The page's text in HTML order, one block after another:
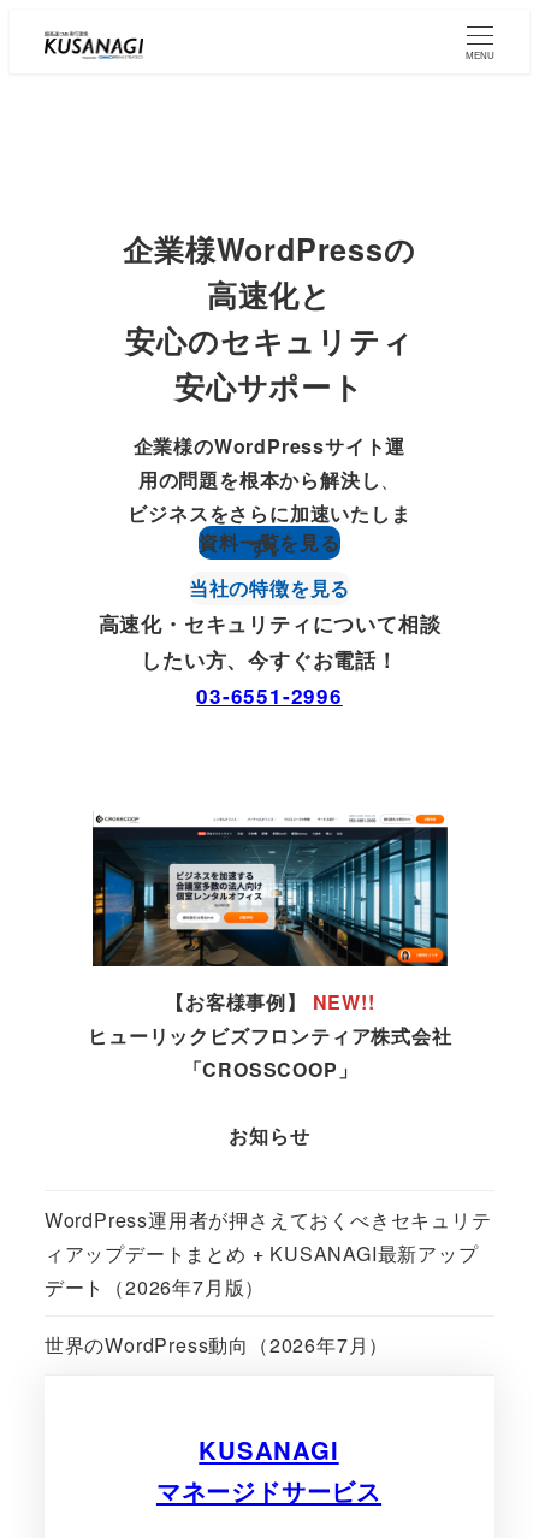
Skip
MENU
企業様WordPressの
高速化と
安心のセキュリティ
安心サポート
企業様のWordPressサイト運
用の問題を根本から解決し、
ビジネスをさらに加速いたしま
す。
資料一覧を見る
当社の特徴を見る
高速化・セキュリティについて相談
したい方、今すぐお電話！
03-6551-2996
【お客様事例】 NEW!!
ヒューリックビズフロンティア株式会社
「CROSSCOOP」
お知らせ
WordPress運用者が押さえておくべきセキュリテ
ィアップデートまとめ + KUSANAGI最新アップ
デート（2026年7月版）
世界のWordPress動向（2026年7月）
KUSANAGI
マネージドサービス